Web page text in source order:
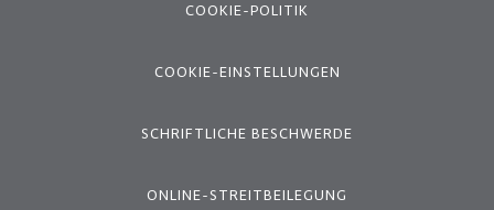
COOKIE-POLITIK
COOKIE-EINSTELLUNGEN
SCHRIFTLICHE BESCHWERDE
ONLINE-STREITBEILEGUNG